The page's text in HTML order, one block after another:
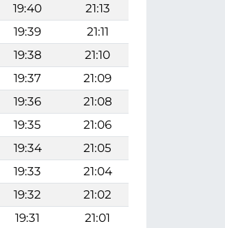
19:40
21:13
19:39
21:11
19:38
21:10
19:37
21:09
19:36
21:08
19:35
21:06
19:34
21:05
19:33
21:04
19:32
21:02
19:31
21:01